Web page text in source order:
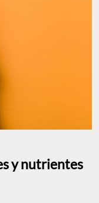
y nutrientes